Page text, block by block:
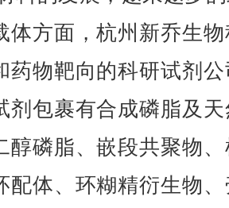
体方面，杭州新乔生
药物靶向的科研试剂
剂包裹有合成磷脂及
醇磷脂、嵌段共聚物
配体、环糊精衍生物